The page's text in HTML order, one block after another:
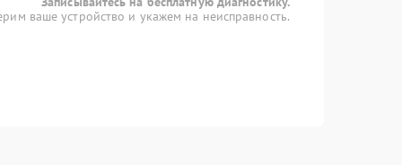
ваше устройство и укажем на неисправность.